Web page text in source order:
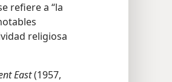
refiere a “la
religiosa
East(1957,